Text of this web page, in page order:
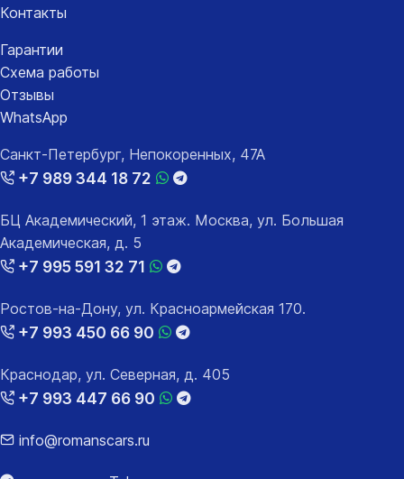
Контакты
Гарантии
Схема работы
Отзывы
WhatsApp
Санкт-Петербург, Непокоренных, 47А
+7 989 344 18 72
БЦ Академический, 1 этаж. Москва, ул. Большая
Академическая, д. 5
+7 995 591 32 71
Ростов-на-Дону, ул. Красноармейская 170.
+7 993 450 66 90
Краснодар, ул. Северная, д. 405
+7 993 447 66 90
info@romanscars.ru